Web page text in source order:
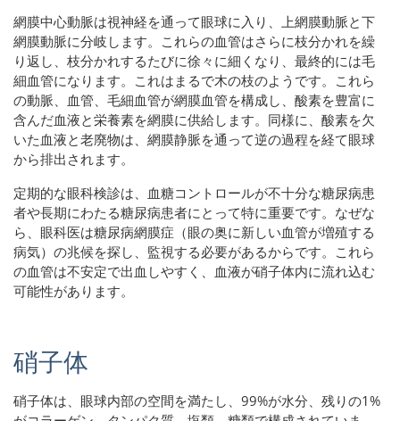
網膜中心動脈は視神経を通って眼球に入り、上網膜動脈と下
網膜動脈に分岐します。これらの血管はさらに枝分かれを繰
り返し、枝分かれするたびに徐々に細くなり、最終的には毛
細血管になります。これはまるで木の枝のようです。これら
の動脈、血管、毛細血管が網膜血管を構成し、酸素を豊富に
含んだ血液と栄養素を網膜に供給します。同様に、酸素を欠
いた血液と老廃物は、網膜静脈を通って逆の過程を経て眼球
から排出されます。
定期的な眼科検診は、血糖コントロールが不十分な糖尿病患
者や長期にわたる糖尿病患者にとって特に重要です。なぜな
ら、眼科医は糖尿病網膜症（眼の奥に新しい血管が増殖する
病気）の兆候を探し、監視する必要があるからです。これら
の血管は不安定で出血しやすく、血液が硝子体内に流れ込む
可能性があります。
硝子体
硝子体は、眼球内部の空間を満たし、99%が水分、残りの1%